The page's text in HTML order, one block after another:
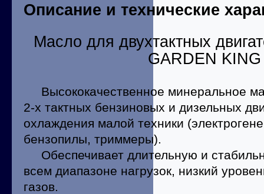
Описание и технические
Масло для двухтактных
GARDEN
Высококачественное минеральное
2-х тактных бензиновых и дизельных
охлаждения малой техники
бензопилы, триммеры).
Обеспечивает длительную и
всем диапазоне нагрузок, низкий
газов.